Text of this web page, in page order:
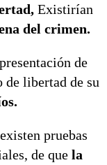
Existirían
del crimen.
de
de libertad de su
pruebas
de que la